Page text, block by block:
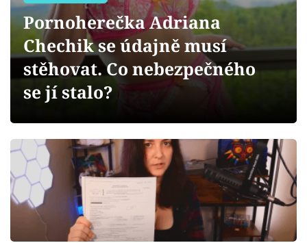
Videa
Sledujte prima+
Sledujte nás
Pornoherečka Adriana
Chechik se údajně musí
stěhovat. Co nebezpečného
se jí stalo?